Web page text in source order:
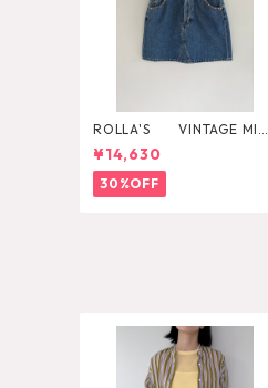
ROLLA'S VINTAGE MINI
DAZZLER
¥14,630
30%OFF